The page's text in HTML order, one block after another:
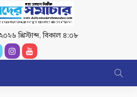
খ্রিস্টাব্দ,বিকাল ৪:০৮